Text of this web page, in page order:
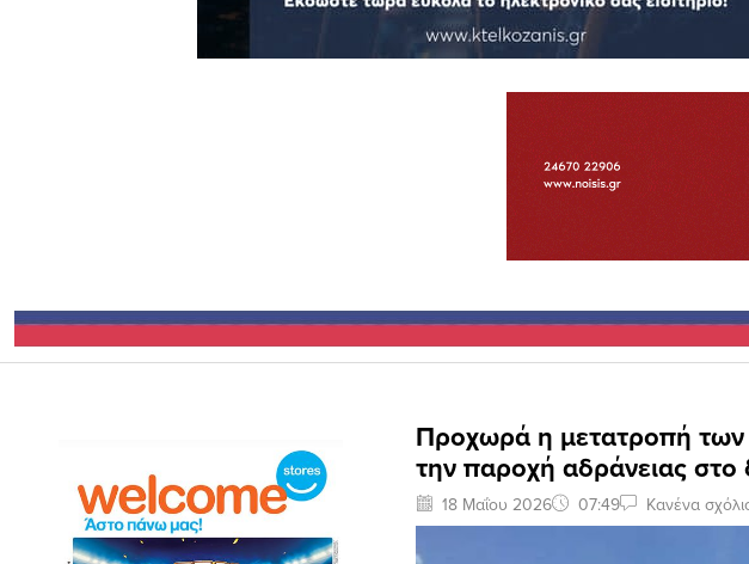
Προχωρά η μετατροπή των
την παροχή αδράνειας στο
18 Μαΐου 2026 07:49 Κανένα